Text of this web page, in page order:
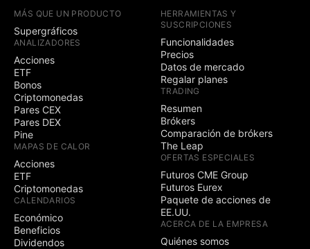
Trading simulado (en
papel)
Trading con gráficos
Trading con la
profundidad de
mercado (DOM)
Competiciones de la
comunidad en curso
Posibilidad de crear
competiciones
públicas
Social
Distintivo exclusivo
junto a su nombre
MÁS QUE UN PRODUCTO
Supergráficos
ANALIZADORES
Acciones
ETF
Bonos
Criptomonedas
Pares CEX
Pares DEX
Pine
MAPAS DE CALOR
Acciones
ETF
Criptomonedas
CALENDARIOS
Económico
Beneficios
Dividendos
HERRAMIENTAS Y
SUSCRIPCIONES
Funcionalidades
Precios
Datos de mercado
Regalar planes
TRADING
Resumen
Brókers
Comparación de brókers
The Leap
OFERTAS ESPECIALES
Futuros CME Group
Futuros Eurex
Paquete de acciones de
EE.UU.
ACERCA DE LA EMPRESA
Quiénes somos